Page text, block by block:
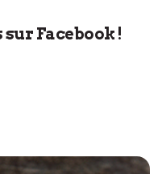
Facebook !